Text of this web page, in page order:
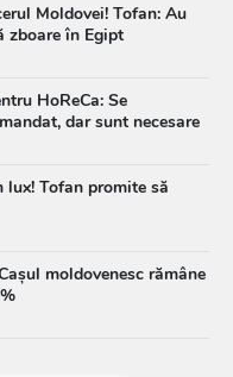
Moldovei! Tofan: Au
zboare în Egipt
HoReCa: Se
dar sunt necesare
lux! Tofan promite să
moldovenesc rămâne